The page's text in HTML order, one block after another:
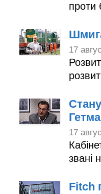
проти
17
17
звані
Fitch